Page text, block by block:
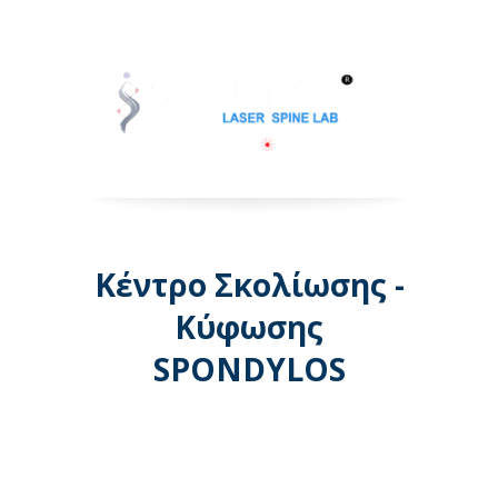
Κέντρο Σκολίωσης -
Κύφωσης
SPONDYLOS